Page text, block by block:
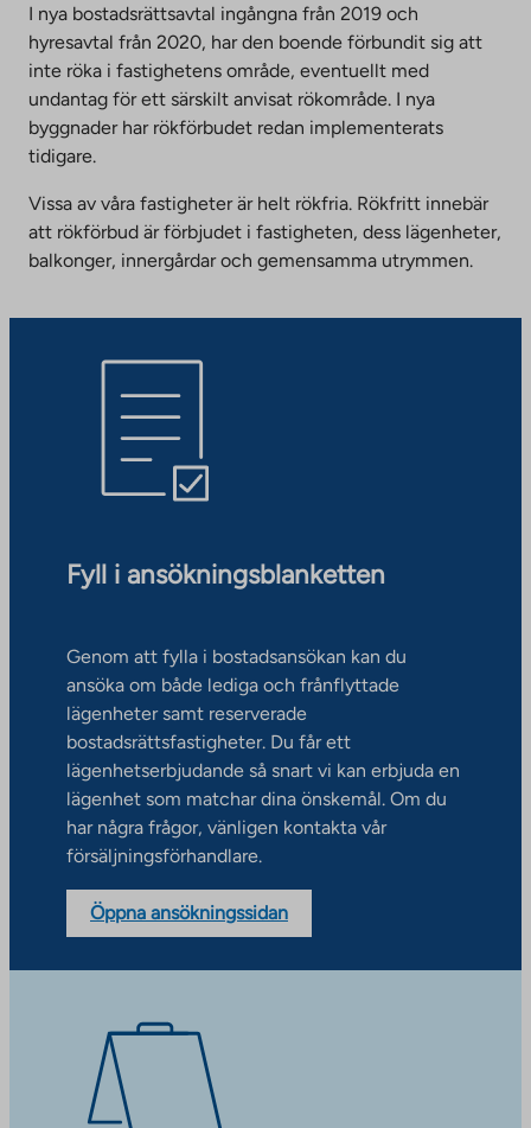
I nya bostadsrättsavtal ingångna från 2019 och
hyresavtal från 2020, har den boende förbundit sig att
inte röka i fastighetens område, eventuellt med
undantag för ett särskilt anvisat rökområde. I nya
byggnader har rökförbudet redan implementerats
tidigare.
Vissa av våra fastigheter är helt rökfria. Rökfritt innebär
att rökförbud är förbjudet i fastigheten, dess lägenheter,
balkonger, innergårdar och gemensamma utrymmen.
Fyll i ansökningsblanketten
Genom att fylla i bostadsansökan kan du
ansöka om både lediga och frånflyttade
lägenheter samt reserverade
bostadsrättsfastigheter. Du får ett
lägenhetserbjudande så snart vi kan erbjuda en
lägenhet som matchar dina önskemål. Om du
har några frågor, vänligen kontakta vår
försäljningsförhandlare.
Öppna ansökningssidan